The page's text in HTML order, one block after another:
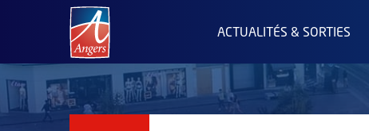
Angers.fr : Retour à l'accueil
ACTUALITÉS & SORTIES